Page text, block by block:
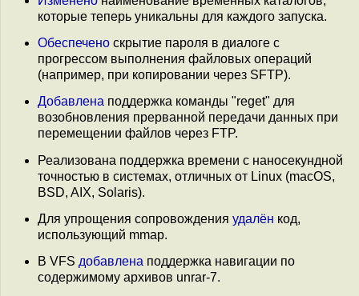
которые теперь уникальны для каждого запуска.
Обеспечено скрытие пароля в диалоге с
прогрессом выполнения файловых операций
(например, при копировании через SFTP).
Добавлена поддержка команды "reget" для
возобновления прерванной передачи данных при
перемещении файлов через FTP.
Реализована поддержка времени с наносекундной
точностью в системах, отличных от Linux (macOS,
BSD, AIX, Solaris).
Для упрощения сопровождения удалён код,
использующий mmap.
В VFS добавлена поддержка навигации по
содержимому архивов unrar-7.